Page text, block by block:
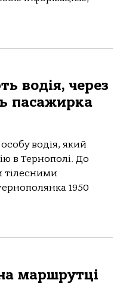
водія, через
пасажирка
водія, який
в Тернополі. До
тілесними
1950
маршрутці